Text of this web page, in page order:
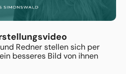
Redner stellen sich per
besseres Bild von ihnen